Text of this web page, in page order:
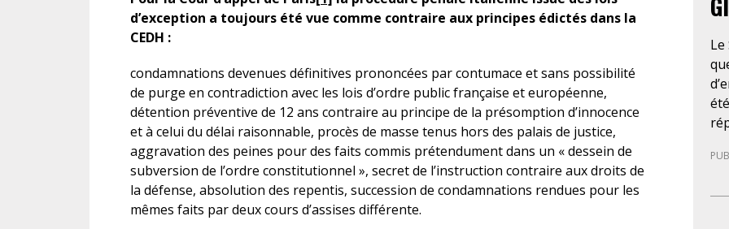
d’exception a toujours été vue comme contraire aux principes édictés dans la
CEDH :
condamnations devenues définitives prononcées par contumace et sans possibilité
de purge en contradiction avec les lois d’ordre public française et européenne,
détention préventive de 12 ans contraire au principe de la présomption d’innocence
et à celui du délai raisonnable, procès de masse tenus hors des palais de justice,
aggravation des peines pour des faits commis prétendument dans un « dessein de
subversion de l’ordre constitutionnel », secret de l’instruction contraire aux droits de
la défense, absolution des repentis, succession de condamnations rendues pour les
mêmes faits par deux cours d’assises différente.
ni